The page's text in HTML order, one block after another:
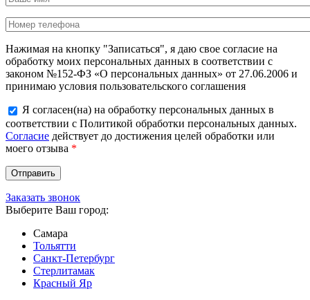
Нажимая на кнопку "Записаться", я даю свое согласие на
обработку моих персональных данных в соответствии с
законом №152-ФЗ «О персональных данных» от 27.06.2006 и
принимаю условия пользовательского соглашения
Я согласен(на) на обработку персональных данных в
соответствии с Политикой обработки персональных данных.
Согласие действует до достижения целей обработки или
моего отзыва *
Заказать звонок
Выберите Ваш город:
Самара
Тольятти
Санкт-Петербург
Стерлитамак
Красный Яр